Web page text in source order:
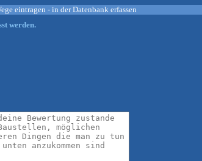
eintragen - in der Datenbank erfassen
werden.